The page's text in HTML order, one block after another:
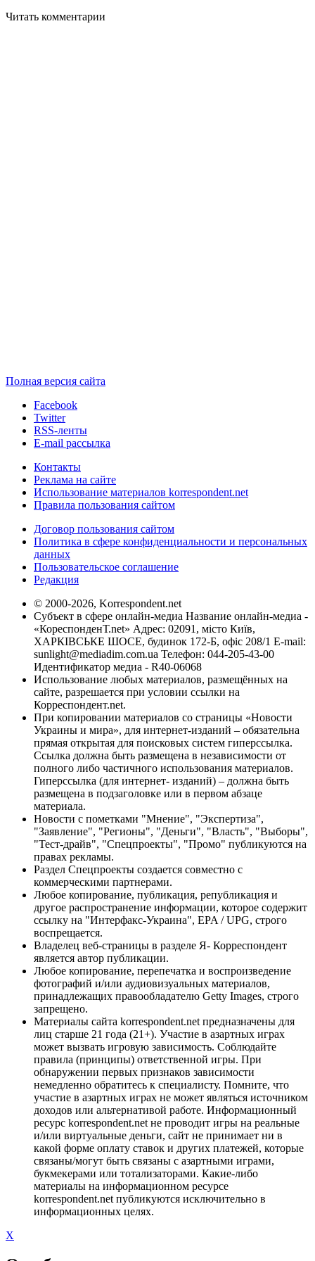
Читать комментарии
Полная версия сайта
Facebook
Twitter
RSS-ленты
E-mail рассылка
Контакты
Реклама на сайте
Использование материалов korrespondent.net
Правила пользования сайтом
Договор пользования сайтом
Политика в сфере конфиденциальности и персональных
данных
Пользовательское соглашение
Редакция
© 2000-2026, Korrespondent.net
Субъект в сфере онлайн-медиа Название онлайн-медиа -
«КореспонденТ.net» Адрес: 02091, місто Київ,
ХАРКІВСЬКЕ ШОСЕ, будинок 172-Б, офіс 208/1 E-mail:
sunlight@mediadim.com.ua Телефон: 044-205-43-00
Идентификатор медиа - R40-06068
Использование любых материалов, размещённых на
сайте, разрешается при условии ссылки на
Корреспондент.net.
При копировании материалов со страницы «Новости
Украины и мира», для интернет-изданий – обязательна
прямая открытая для поисковых систем гиперссылка.
Ссылка должна быть размещена в независимости от
полного либо частичного использования материалов.
Гиперссылка (для интернет- изданий) – должна быть
размещена в подзаголовке или в первом абзаце
материала.
Новости с пометками "Мнение", "Экспертиза",
"Заявление", "Регионы", "Деньги", "Власть", "Выборы",
"Тест-драйв", "Спецпроекты", "Промо" публикуются на
правах рекламы.
Раздел Спецпроекты создается совместно с
коммерческими партнерами.
Любое копирование, публикация, републикация и
другое распространение информации, которое содержит
ссылку на "Интерфакс-Украина", EPA / UPG, строго
воспрещается.
Владелец веб-страницы в разделе Я- Корреспондент
является автор публикации.
Любое копирование, перепечатка и воспроизведение
фотографий и/или аудиовизуальных материалов,
принадлежащих правообладателю Getty Images, строго
запрещено.
Материалы сайта korrespondent.net предназначены для
лиц старше 21 года (21+). Участие в азартных играх
может вызвать игровую зависимость. Соблюдайте
правила (принципы) ответственной игры. При
обнаружении первых признаков зависимости
немедленно обратитесь к специалисту. Помните, что
участие в азартных играх не может являться источником
доходов или альтернативой работе. Информационный
ресурс korrespondent.net не проводит игры на реальные
и/или виртуальные деньги, сайт не принимает ни в
какой форме оплату ставок и других платежей, которые
связаны/могут быть связаны с азартными играми,
букмекерами или тотализаторами. Какие-либо
материалы на информационном ресурсе
korrespondent.net публикуются исключительно в
информационных целях.
X